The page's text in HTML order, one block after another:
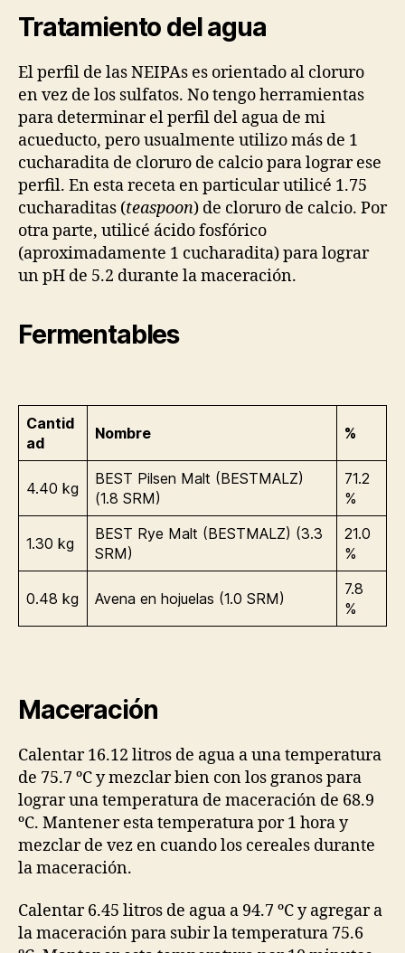
Tratamiento del agua
El perfil de las NEIPAs es orientado al cloruro
en vez de los sulfatos. No tengo herramientas
para determinar el perfil del agua de mi
acueducto, pero usualmente utilizo más de 1
cucharadita de cloruro de calcio para lograr ese
perfil. En esta receta en particular utilicé 1.75
cucharaditas (teaspoon) de cloruro de calcio. Por
otra parte, utilicé ácido fosfórico
(aproximadamente 1 cucharadita) para lograr
un pH de 5.2 durante la maceración.
Fermentables
Cantid
ad
Nombre %
4.40 kg
BEST Pilsen Malt (BESTMALZ)
(1.8 SRM)
71.2
%
1.30 kg
BEST Rye Malt (BESTMALZ) (3.3
SRM)
21.0
%
0.48 kg Avena en hojuelas (1.0 SRM)
7.8
%
Maceración
Calentar 16.12 litros de agua a una temperatura
de 75.7 ºC y mezclar bien con los granos para
lograr una temperatura de maceración de 68.9
ºC. Mantener esta temperatura por 1 hora y
mezclar de vez en cuando los cereales durante
la maceración.
Calentar 6.45 litros de agua a 94.7 ºC y agregar a
la maceración para subir la temperatura 75.6